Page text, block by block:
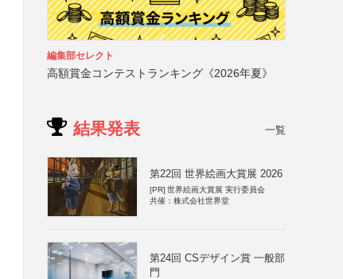
編集部セレクト
高額賞金コンテストランキング《2026年夏》
結果発表 一覧
第22回 世界絵画大賞展 2026
[PR] 世界絵画大賞展 実行委員会
共催：株式会社世界堂
第24回 CSデザイン賞 一般部
門